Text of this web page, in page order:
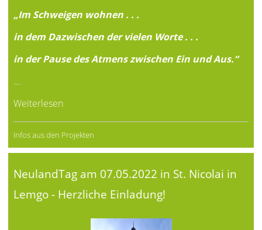
„Im Schweigen wohnen . . .
in dem Dazwischen der vielen Worte . . .
in der Pause des Atmens zwischen Ein und Aus.“
…
Weiterlesen
Infos aus den Projekten
NeulandTag am 07.05.2022 in St. Nicolai in
Lemgo - Herzliche Einladung!